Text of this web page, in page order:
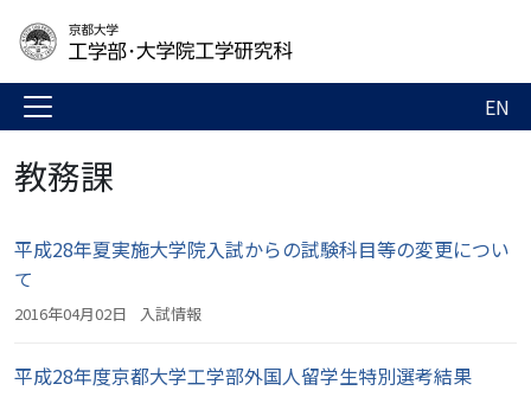
EN
教務課
平成28年夏実施大学院入試からの試験科目等の変更につい
て
2016年04月02日 入試情報
平成28年度京都大学工学部外国人留学生特別選考結果